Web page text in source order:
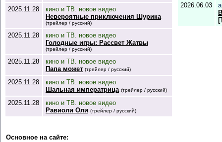
2025.11.28
кино и ТВ. новое видео
Невероятные приключения Шурика
(трейлер / русский)
2025.11.28
кино и ТВ. новое видео
Голодные игры: Рассвет Жатвы
(трейлер / русский)
2025.11.28
кино и ТВ. новое видео
Папа может (трейлер / русский)
2025.11.28
кино и ТВ. новое видео
Шальная императрица (трейлер / русский)
2025.11.28
кино и ТВ. новое видео
Равиоли Оли (трейлер / русский)
2026.06.03
Основное на сайте: